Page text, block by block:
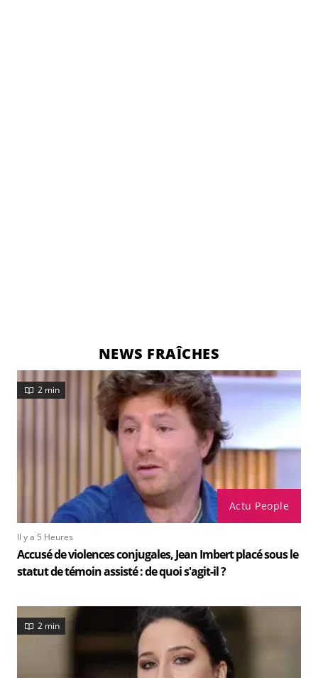
NEWS FRAÎCHES
Actu People
2 min
Il y a 5 Heures
Accusé de violences conjugales, Jean Imbert placé sous le
statut de témoin assisté : de quoi s'agit-il ?
2 min